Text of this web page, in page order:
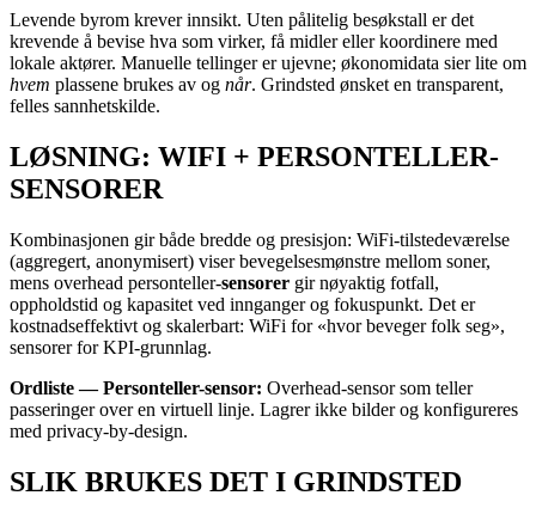
Levende byrom krever innsikt. Uten pålitelig besøkstall er det
krevende å bevise hva som virker, få midler eller koordinere med
lokale aktører. Manuelle tellinger er ujevne; økonomidata sier lite om
hvem plassene brukes av og når. Grindsted ønsket en transparent,
felles sannhetskilde.
LØSNING: WIFI + PERSONTELLER-
SENSORER
Kombinasjonen gir både bredde og presisjon: WiFi-tilstedeværelse
(aggregert, anonymisert) viser bevegelsesmønstre mellom soner,
mens overhead personteller-sensorer gir nøyaktig fotfall,
oppholdstid og kapasitet ved innganger og fokuspunkt. Det er
kostnadseffektivt og skalerbart: WiFi for «hvor beveger folk seg»,
sensorer for KPI-grunnlag.
Ordliste — Personteller-sensor: Overhead-sensor som teller
passeringer over en virtuell linje. Lagrer ikke bilder og konfigureres
med privacy-by-design.
SLIK BRUKES DET I GRINDSTED